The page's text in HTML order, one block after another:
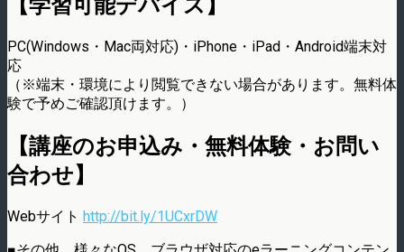
【学習可能デバイス】
PC(Windows・Mac両対応)・iPhone・iPad・Android端末対
応
（※端末・環境により閲覧できない場合があります。無料体
験で予めご確認頂けます。）
【講座のお申込み・無料体験・お問い
合わせ】
Webサイト http://bit.ly/1UCxrDW